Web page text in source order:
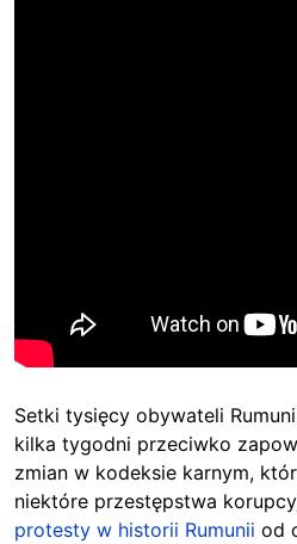
Setki tysięcy obywateli
kilka tygodni przeciwko
zmian w kodeksie karnym,
niektóre przestępstwa
protesty w historii Rumunii od